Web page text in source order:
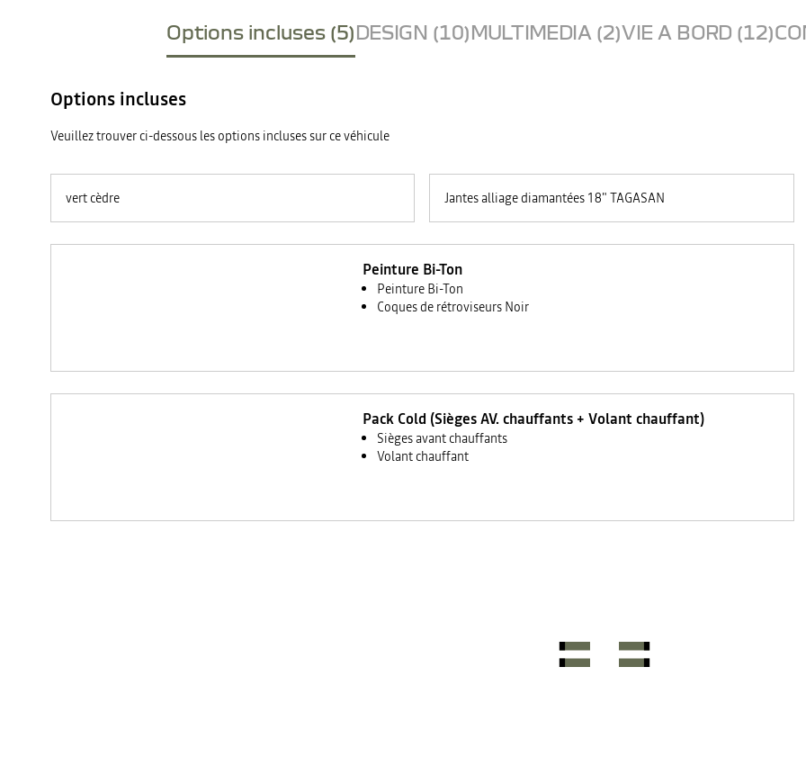
Options incluses (5)DESIGN (10)MULTIMEDIA (2)VIE A BORD (12)
Options incluses
Veuillez trouver ci-dessous les options incluses sur ce véhicule
vert cèdre Jantes alliage diamantées 18" TAGASAN
Peinture Bi-Ton
Peinture Bi-Ton
Coques de rétroviseurs Noir
Pack Cold (Sièges AV. chauffants + Volant chauffant)
Sièges avant chauffants
Volant chauffant